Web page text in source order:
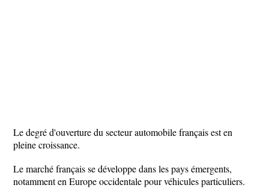
Le degré d'ouverture du secteur automobile français est en
pleine croissance.
Le marché français se développe dans les pays émergents,
notamment en Europe occidentale pour véhicules particuliers.